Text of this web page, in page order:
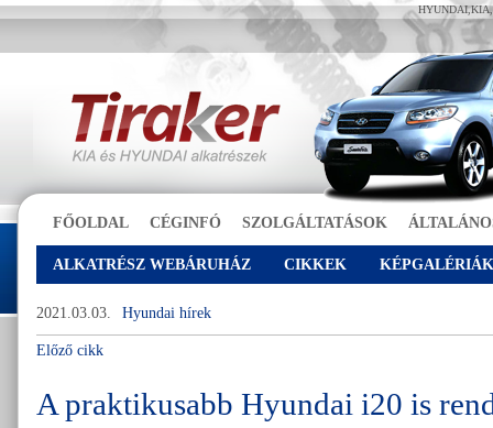
FŐOLDAL CÉGINFÓ SZOLGÁLTATÁSOK
ALKATRÉSZ WEBÁRUHÁZ CIKKEK KÉPGALÉRIÁK
2021.03.03. Hyundai hírek
Előző cikk
A praktikusabb Hyundai i20 is